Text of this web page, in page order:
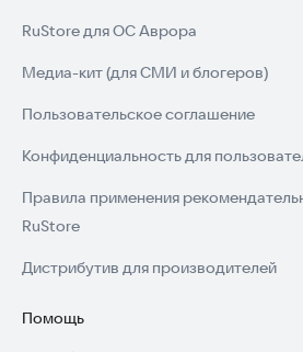
RuStore для ОС Аврора
Медиа-кит (для СМИ и блогеров)
Пользовательское соглашение
Конфиденциальность для
Правила применения
RuStore
Дистрибутив для производителей
Помощь